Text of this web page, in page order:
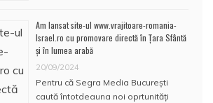
Am lansat site-ul www.vrajitoare-romania-
Israel.ro cu promovare directă în Țara Sfântă
și în lumea arabă
20/09/2024
Pentru că Segra Media București
caută întotdeauna noi oprtunități